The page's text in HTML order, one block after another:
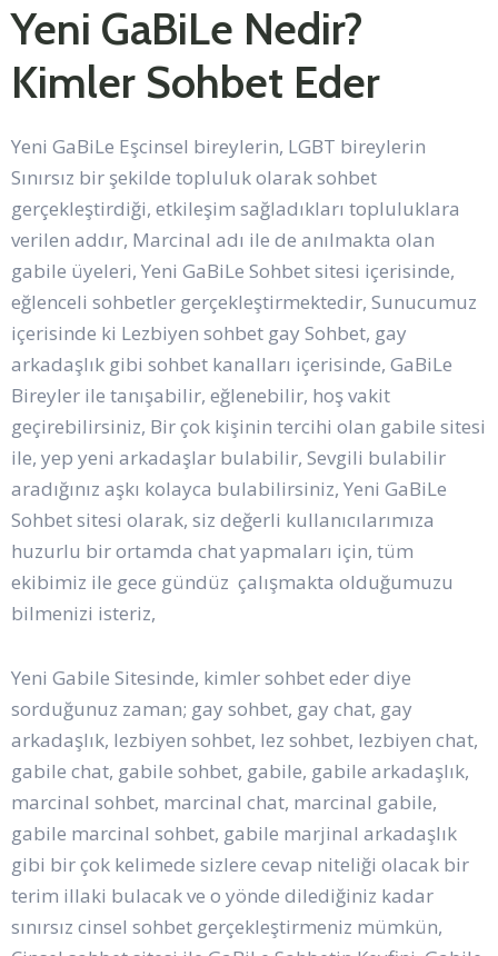
Yeni GaBiLe Nedir?
Kimler Sohbet Eder
Yeni GaBiLe Eşcinsel bireylerin, LGBT bireylerin
Sınırsız bir şekilde topluluk olarak sohbet
gerçekleştirdiği, etkileşim sağladıkları topluluklara
verilen addır, Marcinal adı ile de anılmakta olan
gabile üyeleri, Yeni GaBiLe Sohbet sitesi içerisinde,
eğlenceli sohbetler gerçekleştirmektedir, Sunucumuz
içerisinde ki Lezbiyen sohbet gay Sohbet, gay
arkadaşlık gibi sohbet kanalları içerisinde, GaBiLe
Bireyler ile tanışabilir, eğlenebilir, hoş vakit
geçirebilirsiniz, Bir çok kişinin tercihi olan gabile sitesi
ile, yep yeni arkadaşlar bulabilir, Sevgili bulabilir
aradığınız aşkı kolayca bulabilirsiniz, Yeni GaBiLe
Sohbet sitesi olarak, siz değerli kullanıcılarımıza
huzurlu bir ortamda chat yapmaları için, tüm
ekibimiz ile gece gündüz çalışmakta olduğumuzu
bilmenizi isteriz,
Yeni Gabile Sitesinde, kimler sohbet eder diye
sorduğunuz zaman; gay sohbet, gay chat, gay
arkadaşlık, lezbiyen sohbet, lez sohbet, lezbiyen chat,
gabile chat, gabile sohbet, gabile, gabile arkadaşlık,
marcinal sohbet, marcinal chat, marcinal gabile,
gabile marcinal sohbet, gabile marjinal arkadaşlık
gibi bir çok kelimede sizlere cevap niteliği olacak bir
terim illaki bulacak ve o yönde dilediğiniz kadar
sınırsız cinsel sohbet gerçekleştirmeniz mümkün,